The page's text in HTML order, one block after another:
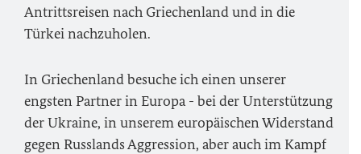
Antrittsreisen nach Griechenland und in die
Türkei nachzuholen.
In Griechenland besuche ich einen unserer
engsten Partner in Europa - bei der Unterstützung
der Ukraine, in unserem europäischen Widerstand
gegen Russlands Aggression, aber auch im Kampf